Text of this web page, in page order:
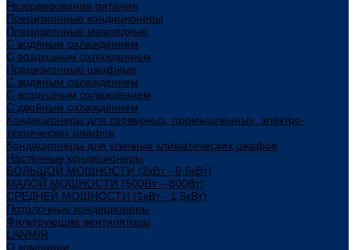
Резервирование питания
Прецизионные кондиционеры
Прецизионные межрядные
С водяным охлаждением
С воздушным охлаждением
Прецизионные шкафные
С водяным охлаждением
С воздушным охлаждением
С двойным охлаждением
Кондиционеры для серверных, промышленных, электро-
технических шкафов
Кондиционеры для уличных климатических шкафов
Настенные кондиционеры
БОЛЬШОЙ МОЩНОСТИ (2кВт - 6,5кВт)
МАЛОЙ МОЩНОСТИ (500Вт – 800Вт)
СРЕДНЕЙ МОЩНОСТИ (1кВт - 1,5кВт)
Потолочные кондиционеры
Фильтрующие вентиляторы
LANMIR
О компании